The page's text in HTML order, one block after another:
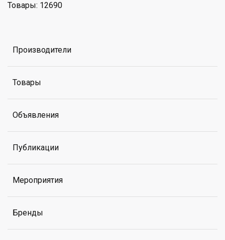
Товары: 12690
Производители
Товары
Объявления
Публикации
Мероприятия
Бренды